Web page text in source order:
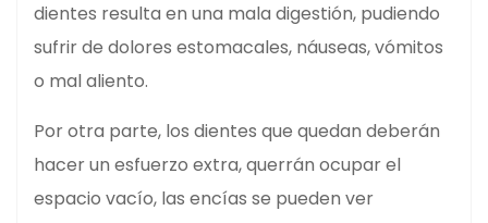
dientes resulta en una mala digestión, pudiendo
sufrir de dolores estomacales, náuseas, vómitos
o mal aliento.
Por otra parte, los dientes que quedan deberán
hacer un esfuerzo extra, querrán ocupar el
espacio vacío, las encías se pueden ver